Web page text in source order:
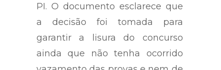
PI. O documento esclarece que
a decisão foi tomada para
garantir a lisura do concurso
ainda que não tenha ocorrido